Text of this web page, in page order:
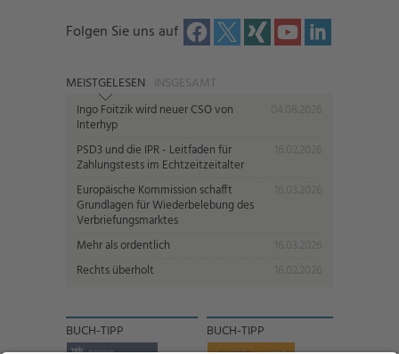
Folgen Sie uns auf
MEISTGELESEN INSGESAMT
Ingo Foitzik wird neuer CSO von
Interhyp
PSD3 und die IPR - Leitfaden für
Zahlungstests im Echtzeitzeitalter
Europäische Kommission schafft
Grundlagen für Wiederbelebung des
Verbriefungsmarktes
Mehr als ordentlich
Rechts überholt
BUCH-TIPP BUCH-TIPP